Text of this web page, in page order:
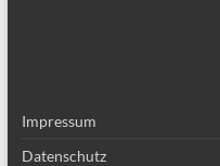
Impressum
Datenschutz